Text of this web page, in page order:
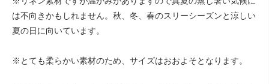
は不向きかもしれません。秋、冬、春のスリーシーズンと涼しい
夏の日に向いています。
※とても柔らかい素材のため、サイズはおおよそとなります。